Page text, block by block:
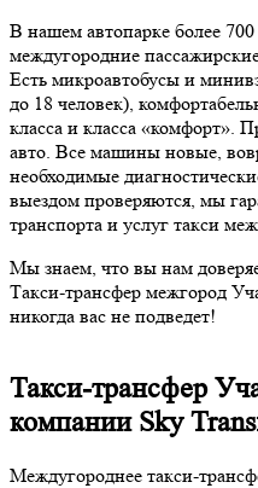
В нашем автопарке более
междугородние
Есть микроавтобусы и
до 18 человек),
класса и класса «комфорт».
авто. Все машины новые,
необходимые
выездом проверяются, мы
транспорта и услуг такси
Мы знаем, что вы нам
Такси-трансфер межгород
никогда вас не подведет!
Такси-трансфер
компании Sky
Междугороднее такси-